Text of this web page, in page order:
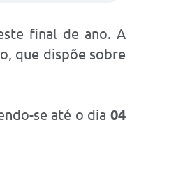
final de ano. A
que dispõe sobre
se até o dia04